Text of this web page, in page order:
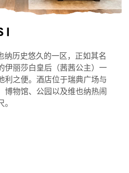
纳历史悠久的一区，正如其名
丽莎白皇后（茜茜公主）一
利之便。酒店位于瑞典广场与
博物馆、公园以及维也纳热闹